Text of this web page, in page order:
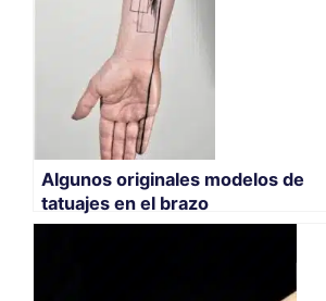
Algunos originales modelos de
tatuajes en el brazo